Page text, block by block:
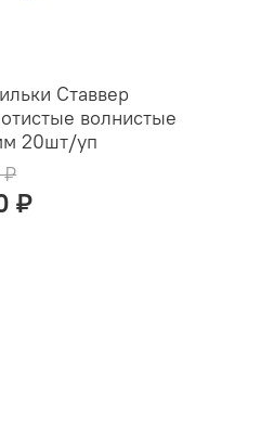
Ставвер
волнистые
20шт/уп
₽
₽